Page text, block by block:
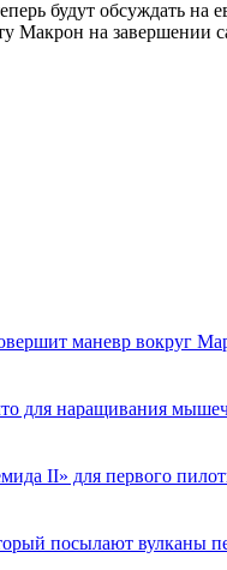
будут обсуждать на
Макрон на завершении
маневр вокруг
для наращивания
II» для первого
посылают вулканы